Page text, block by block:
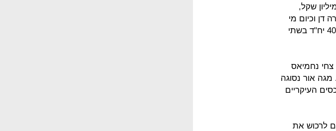
רכשה מאבו קרקע ל־288 יח"ד ו־400 מ"ר מסחרי תמורת 176 מיליון שקל,
וכיום מי
שעמד מאחורי העסקה לרכישת השליטה באל על, רכשה קרקעות ל־400 יח"ד בשתי
היו צחי נחמיאס
עבור אותה רכישה. מגה אור נסוגה
העיקריים
לרכוש את